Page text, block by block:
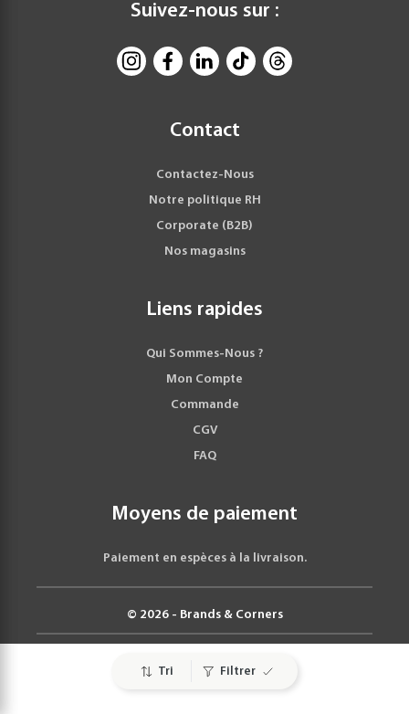
Tri Filtrer
Suivez-nous sur :
Contact
Contactez-Nous
Notre politique RH
Corporate (B2B)
Nos magasins
Liens rapides
Qui Sommes-Nous ?
Mon Compte
Commande
CGV
FAQ
Moyens de paiement
Paiement en espèces à la livraison.
© 2026 - Brands & Corners